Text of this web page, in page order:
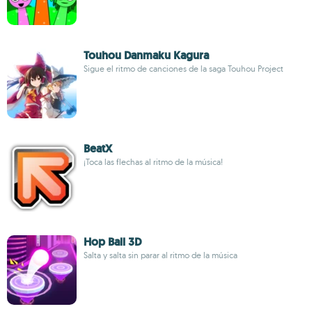
Touhou Danmaku Kagura
Sigue el ritmo de canciones de la saga Touhou Project
BeatX
¡Toca las flechas al ritmo de la música!
Hop Ball 3D
Salta y salta sin parar al ritmo de la música